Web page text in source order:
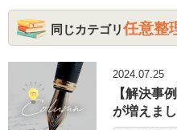
同じカテゴリ任意整
2024.07.25
【解決事
が増えま